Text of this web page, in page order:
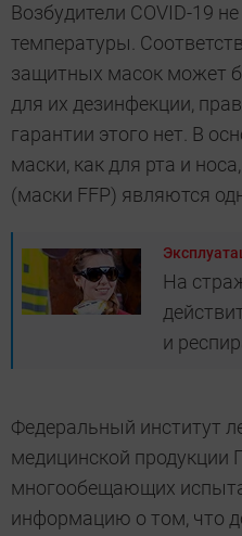
Возбудители COVID-19
температуры.
защитных масок может
для их дезинфекции,
гарантии этого нет. В
маски, как для рта и
(маски FFP) являются
На
и
Федеральный институт
медицинской продукции
многообещающих
информацию о том, что